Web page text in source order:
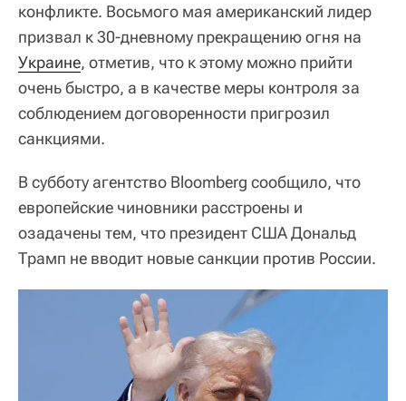
конфликте. Восьмого мая американский лидер
призвал к 30-дневному прекращению огня на
Украине, отметив, что к этому можно прийти
очень быстро, а в качестве меры контроля за
соблюдением договоренности пригрозил
санкциями.
В субботу агентство Bloomberg сообщило, что
европейские чиновники расстроены и
озадачены тем, что президент США Дональд
Трамп не вводит новые санкции против России.